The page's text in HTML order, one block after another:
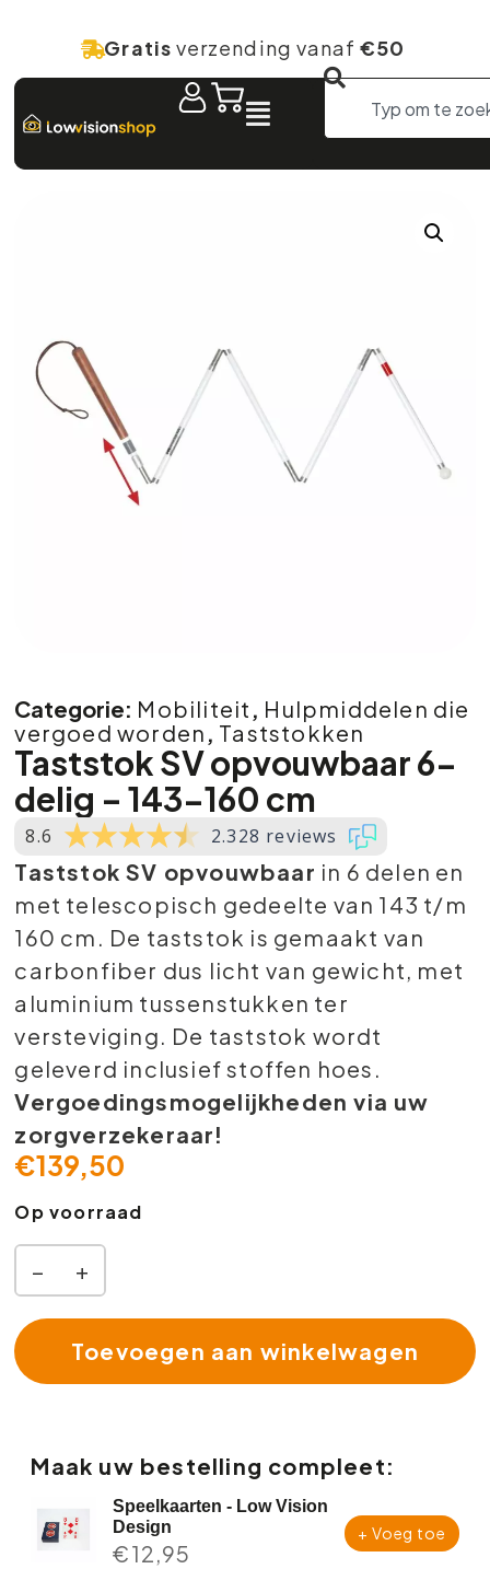
Gratis verzending vanaf €50
Categorie: Mobiliteit , Hulpmiddelen die
vergoed worden , Taststokken
Taststok SV opvouwbaar 6-
delig – 143-160 cm
8.6 2.328 reviews
Taststok SV opvouwbaar in 6 delen en
met telescopisch gedeelte van 143 t/m
160 cm. De taststok is gemaakt van
carbonfiber dus licht van gewicht, met
aluminium tussenstukken ter
versteviging. De taststok wordt
geleverd inclusief stoffen hoes.
Vergoedingsmogelijkheden via uw
zorgverzekeraar!
€139,50
Op voorraad
− +
Toevoegen aan winkelwagen
Maak uw bestelling compleet:
Speelkaarten - Low Vision
Design
€12,95
+ Voeg toe